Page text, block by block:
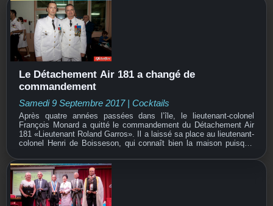
Le Détachement Air 181 a changé de
commandement
Samedi 9 Septembre 2017| Cocktails
Après quatre années passées dans l’île, le lieutenant-colonel
François Monard a quitté le commandement du Détachement Air
181 «Lieutenant Roland Garros». Il a laissé sa place au lieutenant-
colonel Henri de Boisseson, qui connaît bien la maison puisqu’il